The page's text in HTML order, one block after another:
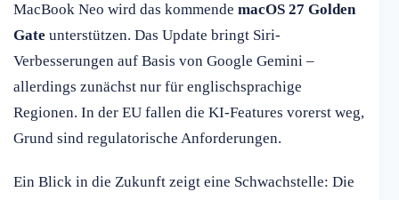
MacBook Neo wird das kommende macOS 27 Golden
Gate unterstützen. Das Update bringt Siri-
Verbesserungen auf Basis von Google Gemini –
allerdings zunächst nur für englischsprachige
Regionen. In der EU fallen die KI-Features vorerst weg,
Grund sind regulatorische Anforderungen.
Ein Blick in die Zukunft zeigt eine Schwachstelle: Die